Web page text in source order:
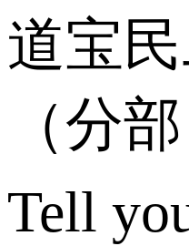
道宝
（分
Tell